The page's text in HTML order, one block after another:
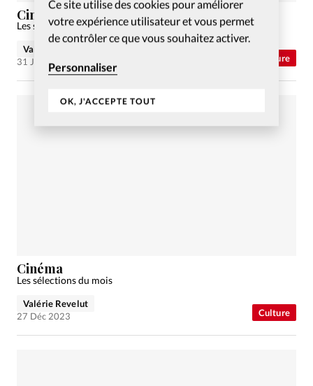
Ce site utilise des cookies pour améliorer
votre expérience utilisateur et vous permet
de contrôler ce que vous souhaitez activer.
Personnaliser
OK, J'ACCEPTE TOUT
Culture
Cinéma
Les sélections du mois
Valérie Revelut
31 Jan 2024
Culture
Cinéma
Les sélections du mois
Valérie Revelut
27 Déc 2023